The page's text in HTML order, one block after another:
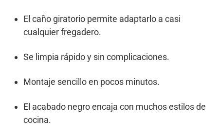
El caño giratorio permite adaptarlo a casi
cualquier fregadero.
Se limpia rápido y sin complicaciones.
Montaje sencillo en pocos minutos.
El acabado negro encaja con muchos estilos de
cocina.